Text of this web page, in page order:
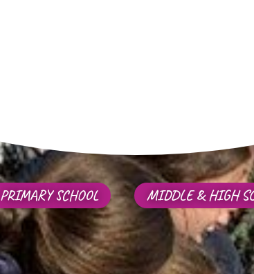
PRIMARY SCHOOL MIDDLE & HIGH